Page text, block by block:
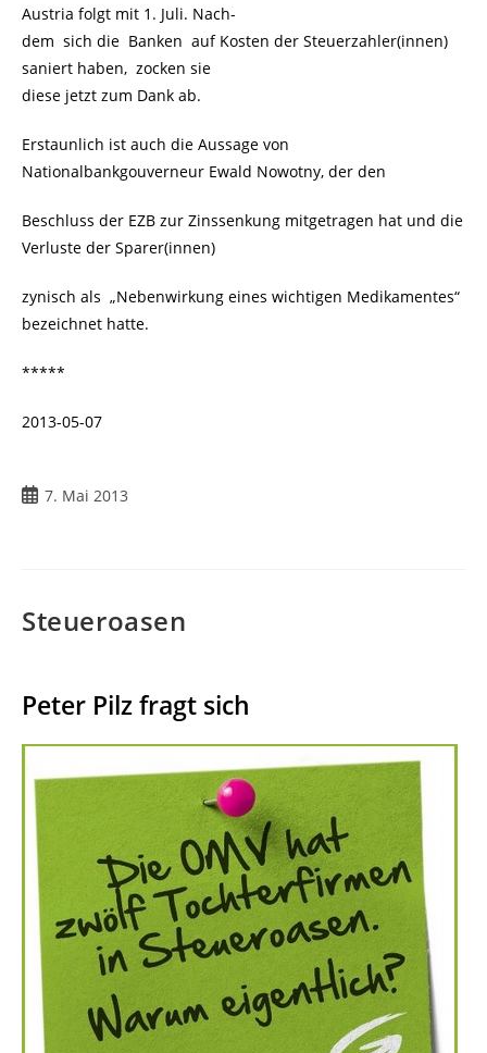
Austria folgt mit 1. Juli. Nach-
dem sich die Banken auf Kosten der Steuerzahler(innen)
saniert haben, zocken sie
diese jetzt zum Dank ab.
Erstaunlich ist auch die Aussage von
Nationalbankgouverneur Ewald Nowotny, der den
Beschluss der EZB zur Zinssenkung mitgetragen hat und die
Verluste der Sparer(innen)
zynisch als „Nebenwirkung eines wichtigen Medikamentes“
bezeichnet hatte.
*****
2013-05-07
Beitrag
7. Mai 2013
Steueroasen
Peter Pilz fragt sich